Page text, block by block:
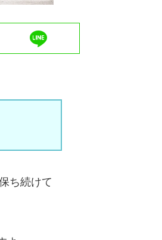
line
ち続けて